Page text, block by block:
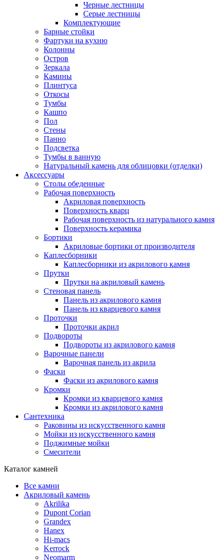
Черные лестницы
Серые лестницы
Комплектующие
Барные стойки
Фартуки на кухню
Колонны
Остров
Зеркала
Камины
Плинтуса
Откосы
Тумбы
Кашпо
Пол
Стены
Панно
Подсветка
Тумбы в ванную
Натуральный камень для облицовки (отделки)
Аксессуары
Столы обеденные
Рабочая поверхность
Акриловая поверхность
Поверхность кварц
Рабочая поверхность из натурального камня
Поверхность керамика
Бортики
Акриловые бортики от производителя
Каплесборники
Каплесборники из акрилового камня
Прутки
Прутки на акриловый камень
Стеновая панель
Панель из акрилового камня
Панель из кварцевого камня
Проточки
Проточки акрил
Подвороты
Подвороты из акрилового камня
Варочные панели
Варочная панель из акрила
Фаски
Фаски из акрилового камня
Кромки
Кромки из кварцевого камня
Кромки из акрилового камня
Сантехника
Раковины из искусственного камня
Мойки из искусственного камня
Поджимные мойки
Смесители
Каталог камней
Все камни
Акриловый камень
Akrilika
Dupont Corian
Grandex
Hanex
Hi-macs
Kerrock
Neomarm